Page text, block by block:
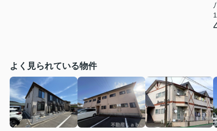
よく見られている物件